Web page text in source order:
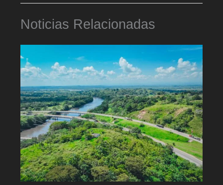
Noticias Relacionadas